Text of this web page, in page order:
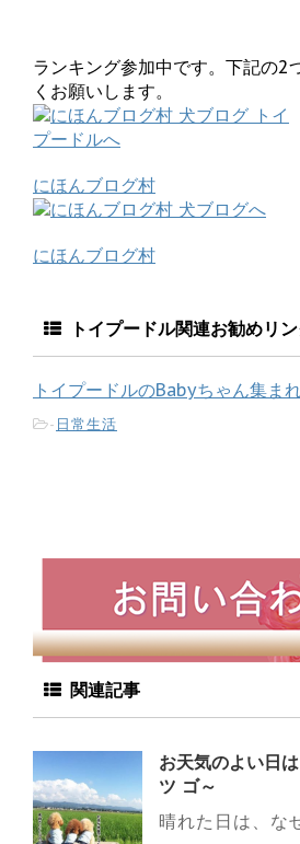
ランキング参加中です。下記の2
くお願いします。
にほんブログ村
にほんブログ村
トイプードル関連お勧めリン
トイプードルのBabyちゃん集ま
- 日常生活
関連記事
お天気のよい日
ツ ゴ～
晴れた日は、な